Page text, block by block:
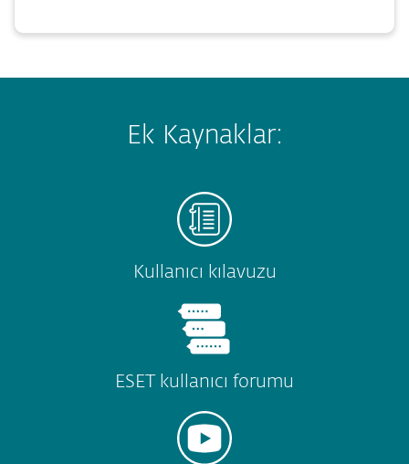
Ek Kaynaklar:
Kullanıcı kılavuzu
ESET kullanıcı forumu